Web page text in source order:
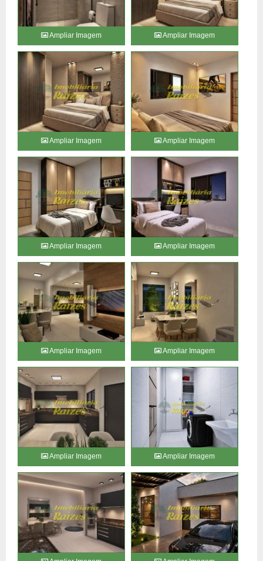
Ampliar Imagem Ampliar Imagem
Ampliar Imagem Ampliar Imagem
Ampliar Imagem Ampliar Imagem
Ampliar Imagem Ampliar Imagem
Ampliar Imagem Ampliar Imagem